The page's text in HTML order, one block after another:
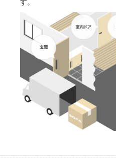
す。